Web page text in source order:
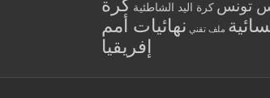
تونس كرة اليد الشاطئية كرة
ملف تقني نهائيات أمم
إفريقيا